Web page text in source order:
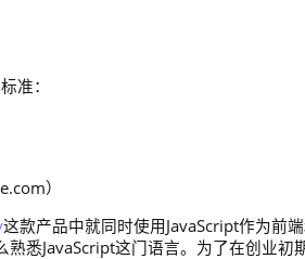
准：
）
这款产品中就同时使用JavaScript作为前
悉JavaScript这门语言。为了在创业初